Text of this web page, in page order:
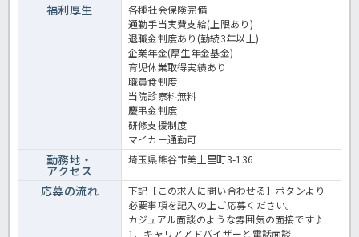
福利厚生
各種社会保険完備
通勤手当実費支給(上限あり)
退職金制度あり(勤続3年以上)
企業年金(厚生年金基金)
育児休業取得実績あり
職員食制度
当院診察料無料
慶弔金制度
研修支援制度
マイカー通勤可
勤務地・
アクセス
埼玉県熊谷市美土里町3-136
応募の流れ
下記【この求人に問い合わせる】ボタンより
必要事項を記入の上ご応募ください。
カジュアル面談のような雰囲気の面接です♪
1、キャリアアドバイザーと電話面談